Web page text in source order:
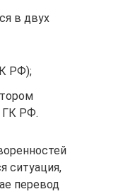
в двух
РФ);
ГК РФ.
ситуация,
перевод